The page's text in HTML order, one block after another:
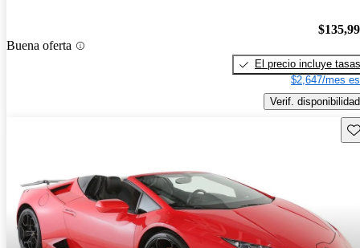
Buena oferta
El precio incluye tasas
$2,647/mes
Verif. disponibilidad